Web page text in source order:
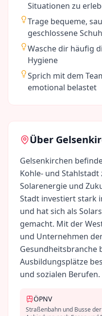
Situationen zu
Trage bequeme,
geschlossene
Wasche dir häufig
Hygiene
Sprich mit dem
emotional belastet
Über
Gelsenkirchen
Kohle- und
Solarenergie und
Stadt investiert stark
und hat sich als
gemacht. Mit der
und Unternehmen
Gesundheitsbranche
Ausbildungsplätze
und sozialen Berufen.
ÖPNV
Straßenbahn und Busse der